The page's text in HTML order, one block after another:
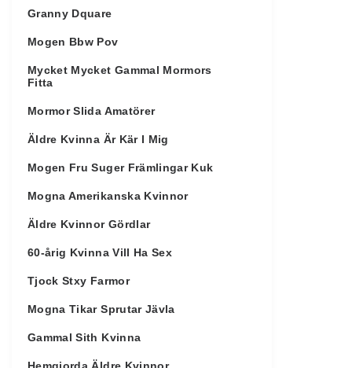
Granny Dquare
Mogen Bbw Pov
Mycket Mycket Gammal Mormors
Fitta
Mormor Slida Amatörer
Äldre Kvinna Är Kär I Mig
Mogen Fru Suger Främlingar Kuk
Mogna Amerikanska Kvinnor
Äldre Kvinnor Gördlar
60-årig Kvinna Vill Ha Sex
Tjock Stxy Farmor
Mogna Tikar Sprutar Jävla
Gammal Sith Kvinna